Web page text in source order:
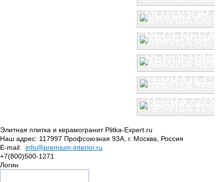
OUTDOOR
TERRATEC
TERRAZZO
Элитная плитка и керамогранит Plitka-Expert.ru
Наш адрес: 117997 Профсоюзная 93А г. Москва
Россия
E-mail:
info@premium-interior.ru
+7(800)500-1271
Логин